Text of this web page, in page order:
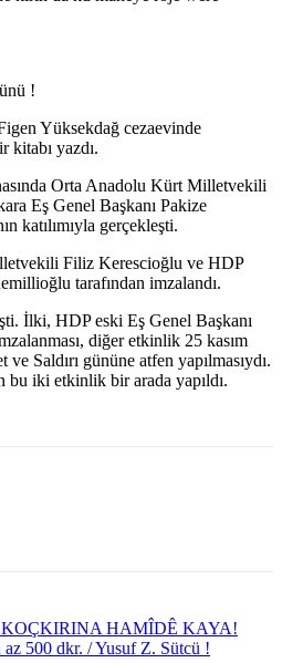
!
Yüksekdağ cezaevinde
kitabı yazdı.
Orta Anadolu Kürt Milletvekili
Eş Genel Başkanı Pakize
katılımıyla gerçekleşti.
Filiz Kerescioğlu ve HDP
tarafından imzalandı.
İlki, HDP eski Eş Genel Başkanı
diğer etkinlik 25 kasım
Saldırı gününe atfen yapılmasıydı.
bu iki etkinlik bir arada yapıldı.
HAMÎDÊ KAYA!
az 500 dkr. / Yusuf Z. Sütcü !